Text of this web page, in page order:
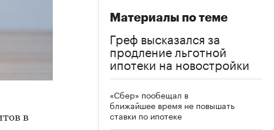
в
Материалы по теме
Греф высказался за
продление льготной
ипотеки на новостройки
«Сбер» пообещал в
ближайшее время не повышать
ставки по ипотеке